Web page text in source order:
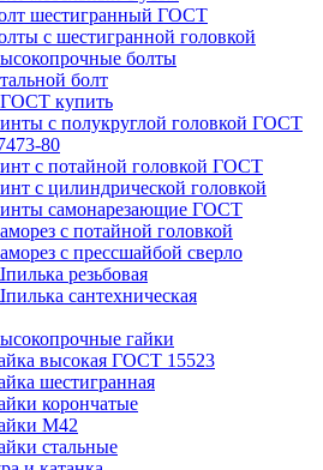
шестигранный ГОСТ
с шестигранной головкой
болты
болт
купить
с полукруглой головкой ГОСТ
80
с потайной головкой ГОСТ
с цилиндрической головкой
самонарезающие ГОСТ
с потайной головкой
с прессшайбой сверло
резьбовая
сантехническая
гайки
высокая ГОСТ 15523
шестигранная
корончатые
М42
стальные